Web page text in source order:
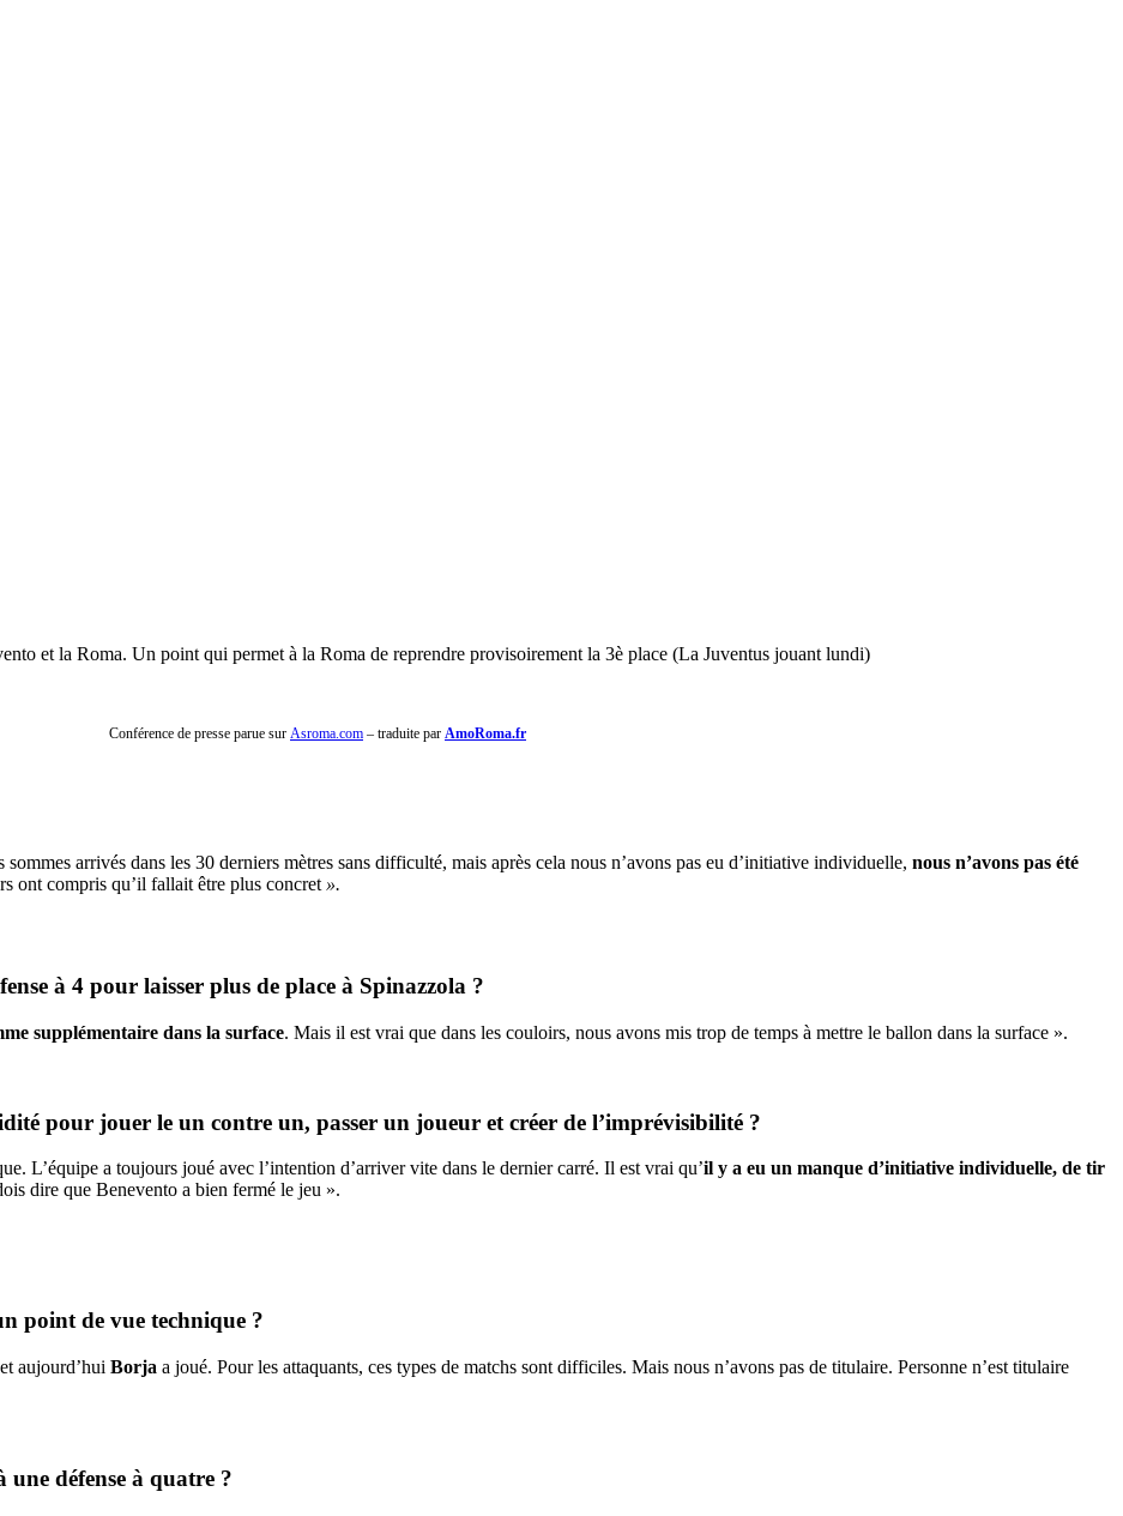
et la Roma. Un point qui permet à la Roma de reprendre provisoirement la 3è place (La Juventus jouant lundi)
Conférence de presse parue sur Asroma.com – traduite par AmoRoma.fr
arrivés dans les 30 derniers mètres sans difficulté, mais après cela nous n’avons pas eu d’initiative individuelle, nous n’avons pas été
ont compris qu’il fallait être plus concret».
à 4 pour laisser plus de place à Spinazzola ?
supplémentaire dans la surface. Mais il est vrai que dans les couloirs, nous avons mis trop de temps à mettre le ballon dans la surface ».
pour jouer le un contre un, passer un joueur et créer de l’imprévisibilité ?
L’équipe a toujours joué avec l’intention d’arriver vite dans le dernier carré. Il est vrai qu’il y a eu un manque d’initiative individuelle, de tir
dire que Benevento a bien fermé le jeu ».
point de vue technique ?
aujourd’hui Borja a joué. Pour les attaquants, ces types de matchs sont difficiles. Mais nous n’avons pas de titulaire. Personne n’est titulaire
une défense à quatre ?